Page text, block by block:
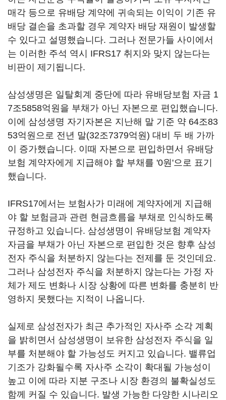
매각 등으로 유배당 계약에 귀속되는 이익이 기존 유
배당 결손을 초과할 경우 계약자 배당 재원이 발생할
수 있다고 설명했습니다. 그러나 전문가들 사이에서
는 이러한 주석 역시 IFRS17 취지와 맞지 않는다는
비판이 제기됩니다.
삼성생명은 일탈회계 중단에 따라 유배당보험 자금 1
7조5858억원을 부채가 아닌 자본으로 편입했습니다.
이에 삼성생명 자기자본은 지난해 말 기준 약 64조83
53억원으로 전년 말(32조7379억원) 대비 두 배 가까
이 증가했습니다. 이때 자본으로 편입하면서 유배당
보험 계약자에게 지급해야 할 부채를 '0원'으로 표기
했습니다.
IFRS17에서는 보험사가 미래에 계약자에게 지급해
야 할 보험금과 관련 현금흐름을 부채로 인식하도록
규정하고 있습니다. 삼성생명이 유배당보험 계약자
자금을 부채가 아닌 자본으로 편입한 것은 향후 삼성
전자 주식을 처분하지 않는다는 전제를 둔 것인데요.
그러나 삼성전자 주식을 처분하지 않는다는 가정 자
체가 제도 변화나 시장 상황에 따른 변화를 충분히 반
영하지 못했다는 지적이 나옵니다.
실제로 삼성전자가 최근 추가적인 자사주 소각 계획
을 밝히면서 삼성생명이 보유한 삼성전자 주식을 일
부를 처분해야 할 가능성도 커지고 있습니다. 밸류업
기조가 강화될수록 자사주 소각이 확대될 가능성이
높고 이에 따라 지분 구조나 시장 환경의 불확실성도
함께 커질 수 있습니다. 발생 가능한 다양한 시나리오